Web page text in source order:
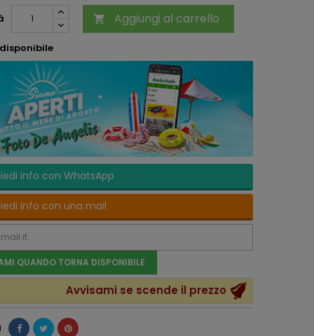
 Aggiungi al carrello
info con WhatsApp
info con una mail
QUANDO TORNA DISPONIBILE
Avvisami se scende il prezzo